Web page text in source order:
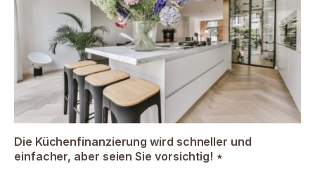
Die Küchenfinanzierung wird schneller und
einfacher, aber seien Sie vorsichtig! ⋆